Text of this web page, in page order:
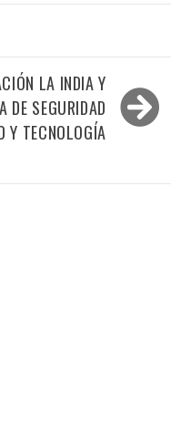
LA INDIA Y
DE SEGURIDAD
Y TECNOLOGÍA